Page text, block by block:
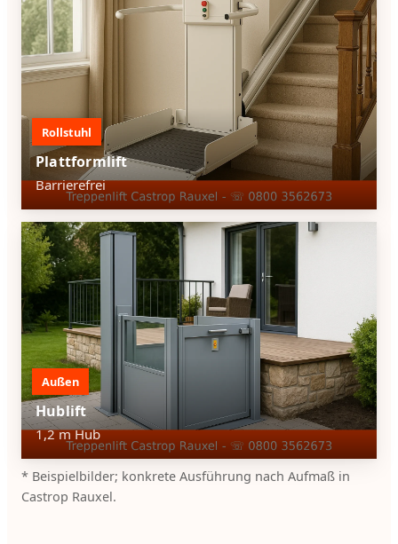
Rollstuhl
Plattformlift
Barrierefrei
Außen
Hublift
1,2 m Hub
* Beispielbilder; konkrete Ausführung nach Aufmaß in
Castrop Rauxel.